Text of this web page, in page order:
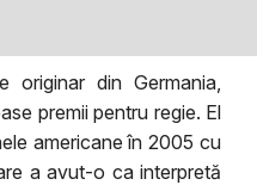
originar din Germania,
premii pentru regie. El
americane în 2005 cu
a avut-o ca interpretă